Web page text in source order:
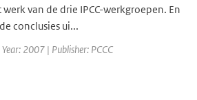
van de drie IPCC-werkgroepen. En
conclusies ui...
Year: 2007 | Publisher: PCCC